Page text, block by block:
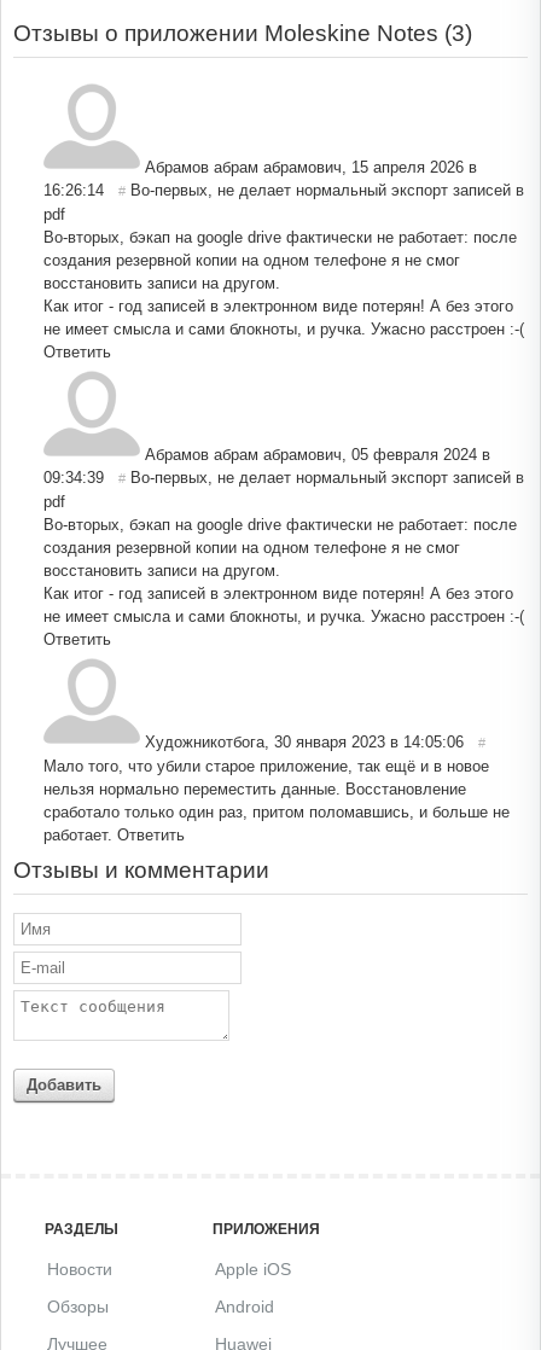
Отзывы о приложении Moleskine Notes (3)
Абрамов абрам абрамович, 15 апреля 2026 в
16:26:14
# Во-первых, не делает нормальный экспорт записей в
pdf
Во-вторых, бэкап на google drive фактически не работает: после
создания резервной копии на одном телефоне я не смог
восстановить записи на другом.
Как итог - год записей в электронном виде потерян! А без этого
не имеет смысла и сами блокноты, и ручка. Ужасно расстроен :-(
Ответить
Абрамов абрам абрамович, 05 февраля 2024 в
09:34:39
# Во-первых, не делает нормальный экспорт записей в
pdf
Во-вторых, бэкап на google drive фактически не работает: после
создания резервной копии на одном телефоне я не смог
восстановить записи на другом.
Как итог - год записей в электронном виде потерян! А без этого
не имеет смысла и сами блокноты, и ручка. Ужасно расстроен :-(
Ответить
Художникотбога, 30 января 2023 в 14:05:06 #
Мало того, что убили старое приложение, так ещё и в новое
нельзя нормально переместить данные. Восстановление
сработало только один раз, притом поломавшись, и больше не
работает. Ответить
Отзывы и комментарии
Добавить
РАЗДЕЛЫ
Новости
Обзоры
Лучшее
ПРИЛОЖЕНИЯ
Apple iOS
Android
Huawei